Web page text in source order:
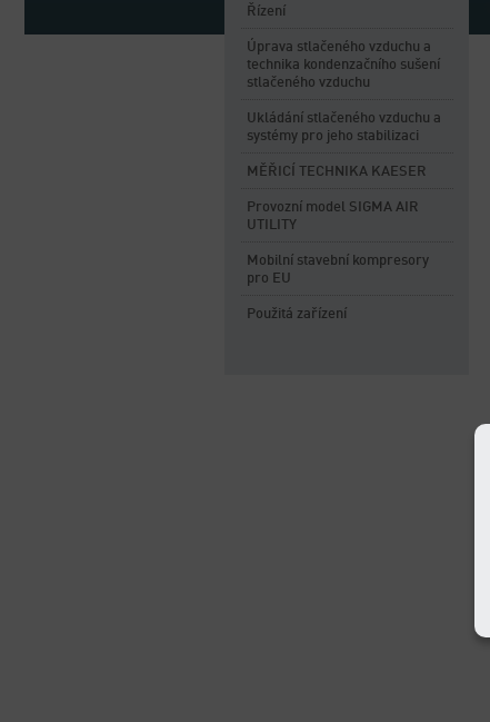
Řízení
Úprava stlačeného vzduchu a
technika kondenzačního sušení
stlačeného vzduchu
Ukládání stlačeného vzduchu a
systémy pro jeho stabilizaci
MĚŘICÍ TECHNIKA KAESER
Provozní model SIGMA AIR
UTILITY
Mobilní stavební kompresory
pro EU
Použitá zařízení